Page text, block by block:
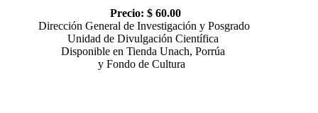
Precio: $ 60.00
Dirección General de Investigación y Posgrado
Unidad de Divulgación Científica
Disponible en Tienda Unach, Porrúa
y Fondo de Cultura